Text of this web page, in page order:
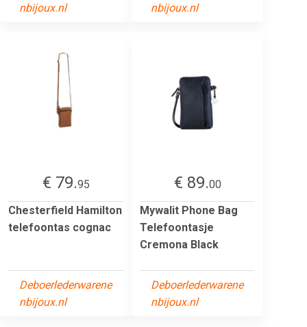
nbijoux.nl
nbijoux.nl
€ 79.95
Chesterfield Hamilton
telefoontas cognac
Deboerlederwarene
nbijoux.nl
€ 89.00
Mywalit Phone Bag
Telefoontasje
Cremona Black
Deboerlederwarene
nbijoux.nl